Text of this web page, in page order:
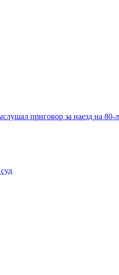
приговор за наезд на 80-